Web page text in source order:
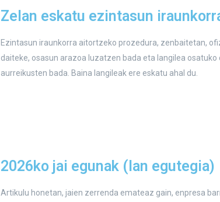
Zelan eskatu ezintasun
Ezintasun iraunkorra aitortzeko prozedura, zenbaitetan,
daiteke, osasun arazoa luzatzen bada eta langilea osatuko
aurreikusten bada. Baina langileak ere eskatu ahal du.
2026ko jai egunak (lan egutegia)
Artikulu honetan, jaien zerrenda emateaz gain, enpresa